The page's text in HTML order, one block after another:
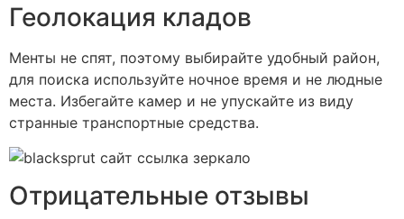
Геолокация кладов
Менты не спят, поэтому выбирайте удобный район,
для поиска используйте ночное время и не людные
места. Избегайте камер и не упускайте из виду
странные транспортные средства.
Отрицательные отзывы